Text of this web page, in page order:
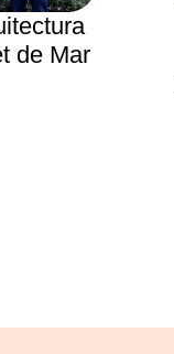
de Mar